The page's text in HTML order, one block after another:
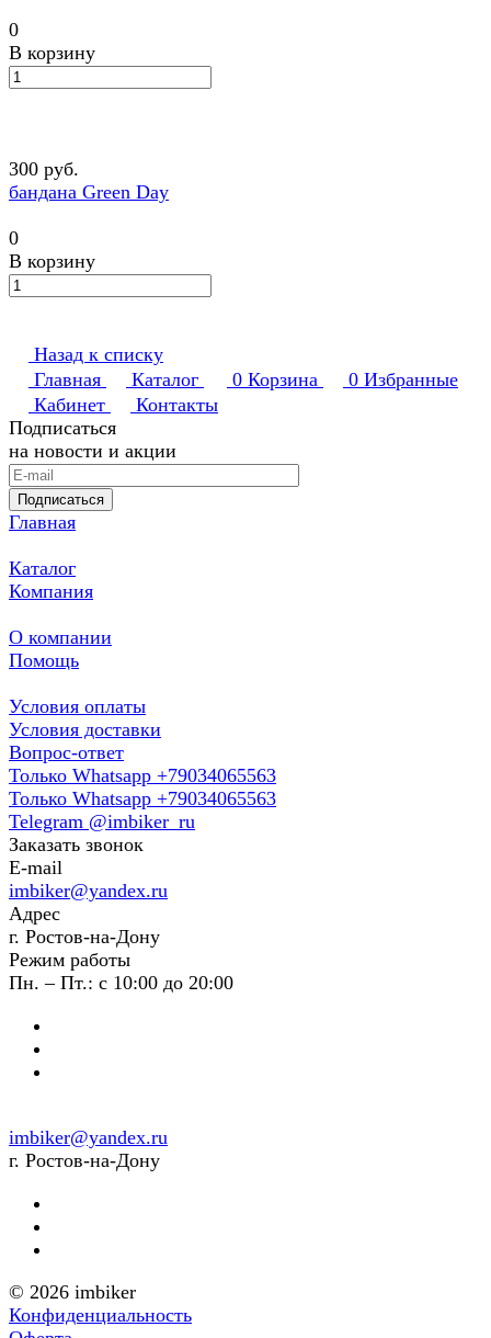
0
В корзину
300 руб.
бандана Green Day
0
В корзину
Назад к списку
Главная
Каталог 0 Корзина 0 Избранные
Кабинет
Контакты
Подписаться
на новости и акции
Подписаться
Главная
Каталог
Компания
О компании
Помощь
Условия оплаты
Условия доставки
Вопрос-ответ
Только Whatsapp +79034065563
Только Whatsapp +79034065563
Telegram @imbiker_ru
Заказать звонок
E-mail
imbiker@yandex.ru
Адрес
г. Ростов-на-Дону
Режим работы
Пн. – Пт.: с 10:00 до 20:00
imbiker@yandex.ru
г. Ростов-на-Дону
© 2026 imbiker
Конфиденциальность